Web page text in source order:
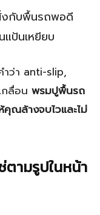
กับพื้นรถพอดี
แป้นเหยียบ
ำว่า anti-slip,
ลื่อน พรมปูพื้นรถ
ณล้างจบไวและไม่
ตามรูปในหน้า